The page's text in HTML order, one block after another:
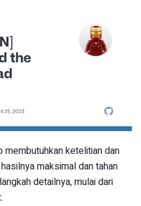
membutuhkan ketelitian dan
maksimal dan tahan
detailnya, mulai dari